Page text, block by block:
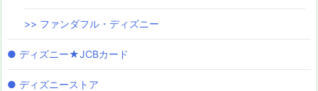
>> ファンダフル・ディズニー
● ディズニー★JCBカード
● ディズニーストア